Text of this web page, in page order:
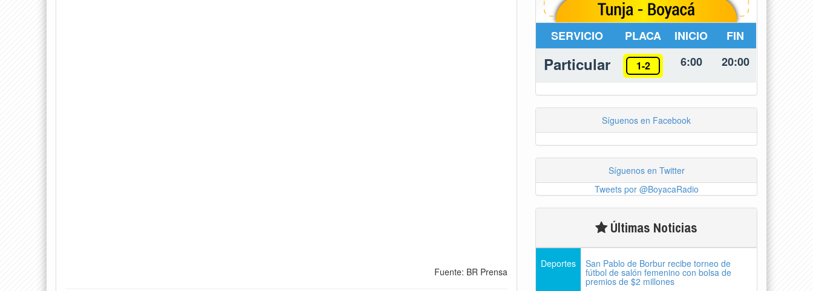
Fuente: BR Prensa
SERVICIO PLACA INICIO FIN
Particular 1-2 6:00 20:00
Síguenos en Facebook
Síguenos en Twitter
Tweets por @BoyacaRadio
Últimas Noticias
Deportes San Pablo de Borbur recibe torneo de
fútbol de salón femenino con bolsa de
premios de $2 millones